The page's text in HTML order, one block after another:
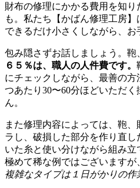
財布の修理にかかる費用を知
も。私たち【かばん修理工房
できるだけ小さくしながら、お
包み隠さずお話しましょう。鞄
６５％は、職人の人件費です。
にチェックしながら、最善の
つあたり30〜60分ほどいただ
ん。
また修理内容によっては、鞄
ラし、破損した部分を作り直
いた糸と使い分けながら組み
極めて稀な例ではございますが
複雑なタイプは１日がかりの作